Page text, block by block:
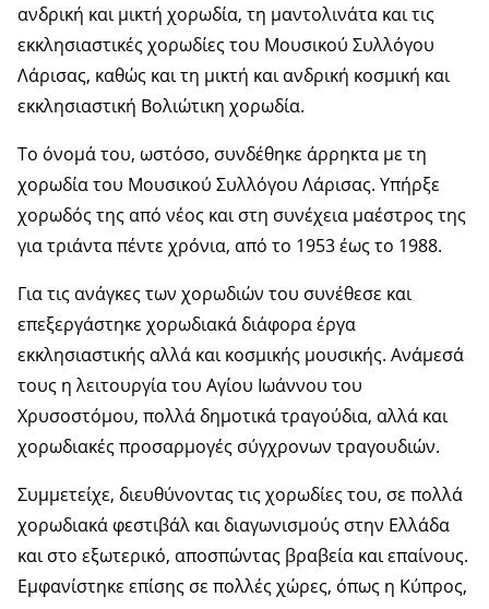
ανδρική και μικτή χορωδία, τη μαντολινάτα και τις
εκκλησιαστικές χορωδίες του Μουσικού Συλλόγου
Λάρισας, καθώς και τη μικτή και ανδρική κοσμική και
εκκλησιαστική Βολιώτικη χορωδία.
Το όνομά του, ωστόσο, συνδέθηκε άρρηκτα με τη
χορωδία του Μουσικού Συλλόγου Λάρισας. Υπήρξε
χορωδός της από νέος και στη συνέχεια μαέστρος της
για τριάντα πέντε χρόνια, από το 1953 έως το 1988.
Για τις ανάγκες των χορωδιών του συνέθεσε και
επεξεργάστηκε χορωδιακά διάφορα έργα
εκκλησιαστικής αλλά και κοσμικής μουσικής. Ανάμεσά
τους η λειτουργία του Αγίου Ιωάννου του
Χρυσοστόμου, πολλά δημοτικά τραγούδια, αλλά και
χορωδιακές προσαρμογές σύγχρονων τραγουδιών.
Συμμετείχε, διευθύνοντας τις χορωδίες του, σε πολλά
χορωδιακά φεστιβάλ και διαγωνισμούς στην Ελλάδα
και στο εξωτερικό, αποσπώντας βραβεία και επαίνους.
Εμφανίστηκε επίσης σε πολλές χώρες, όπως η Κύπρος,